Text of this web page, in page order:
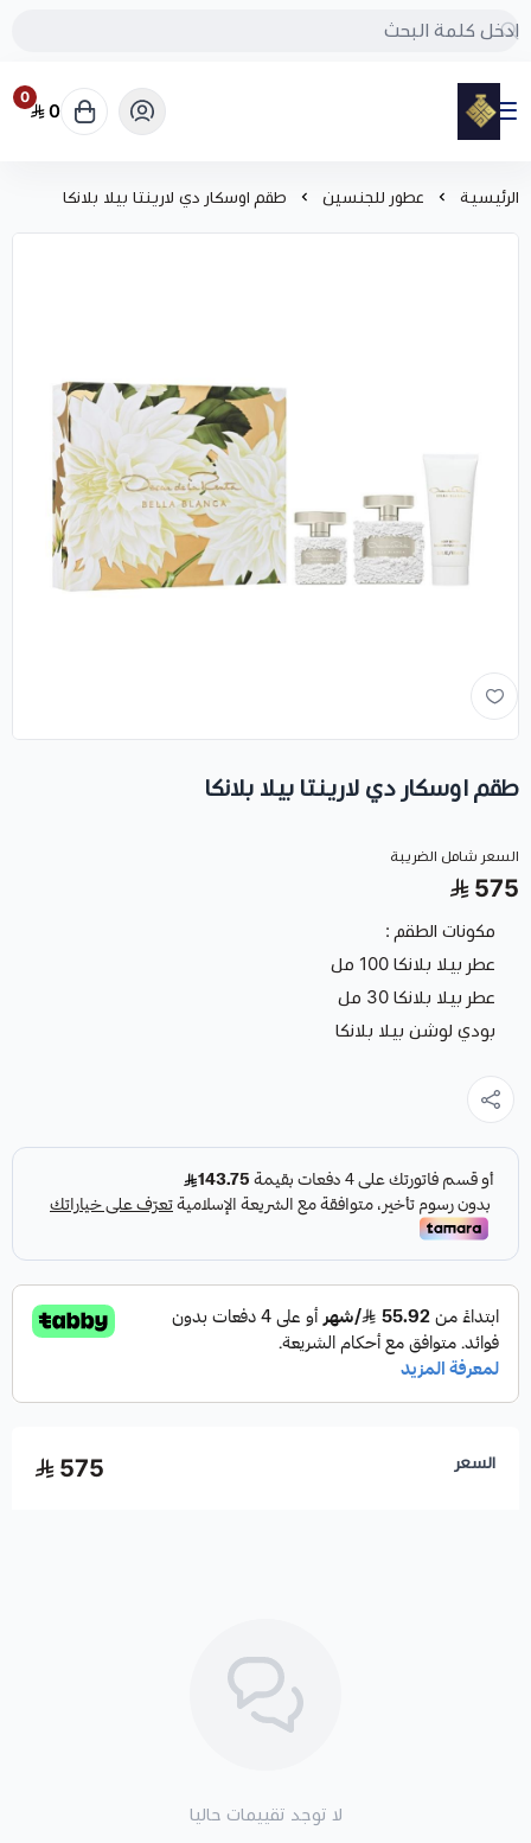
مود
0
0
الرئيسية عطور للجنسين طقم اوسكار دي لارينتا بيلا بلانكا
طقم اوسكار دي لارينتا بيلا بلانكا
السعر شامل الضريبة
575
مكونات الطقم :
عطر بيلا بلانكا 100 مل
عطر بيلا بلانكا 30 مل
بودي لوشن بيلا بلانكا
السعر 575
لا توجد تقييمات حاليا